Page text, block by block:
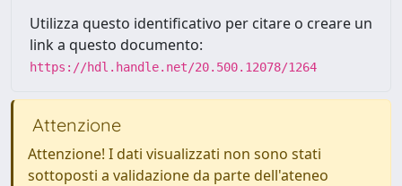
Utilizza questo identificativo per citare o creare un
link a questo documento:
https://hdl.handle.net/20.500.12078/1264
Attenzione
Attenzione! I dati visualizzati non sono stati
sottoposti a validazione da parte dell'ateneo